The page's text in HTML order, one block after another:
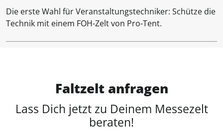
Die erste Wahl für Veranstaltungstechniker: Schütze die
Technik mit einem FOH-Zelt von Pro-Tent.
Faltzelt anfragen
Lass Dich jetzt zu Deinem Messezelt
beraten!